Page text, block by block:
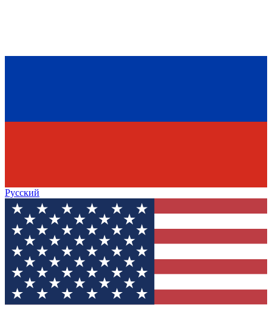
Русский